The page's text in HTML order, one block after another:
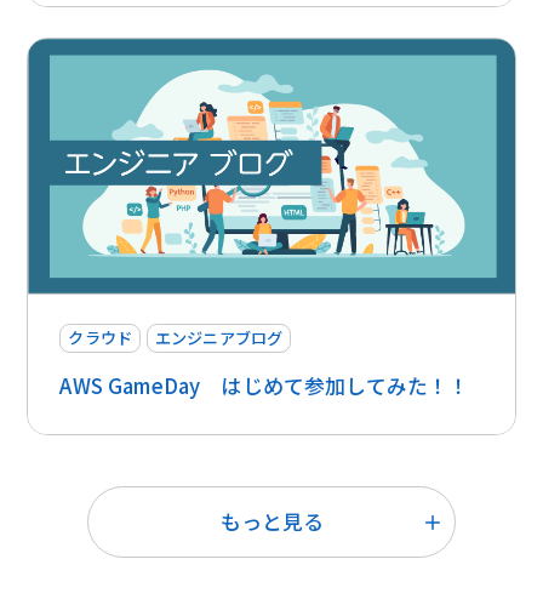
クラウド エンジニアブログ
AWS GameDay はじめて参加してみた！！
もっと見る